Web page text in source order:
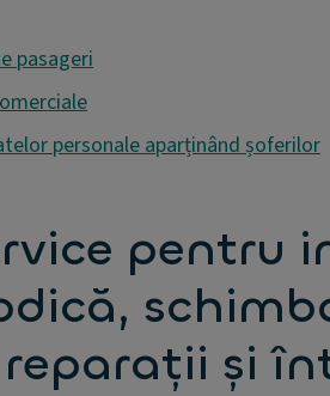
pasageri
personale aparținând șoferilor
pentru
și